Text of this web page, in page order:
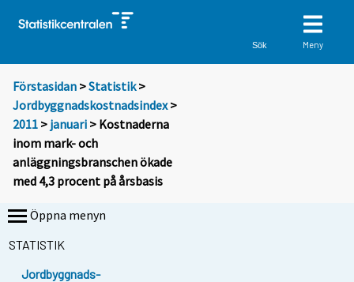
Sök Meny
Förstasidan >Statistik >
Jordbyggnadskostnadsindex>
2011 > januari > Kostnaderna
inom mark- och
anläggningsbranschen ökade
med 4,3 procent på årsbasis
Öppna menyn
STATISTIK
Jordbyggnads-